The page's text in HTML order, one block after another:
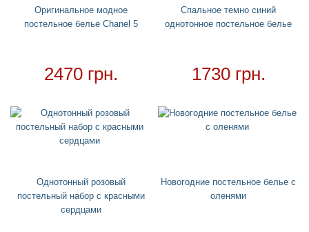
Дождевики
Зонтики
Детские дождевики
Чехол для кондиционера
Товар в наличии - доставка за 1-2 дня
Оригинальное модное
постельное белье Chanel 5
2470 грн.
Спальное темно синий
однотонное постельное белье
1730 грн.
Однотонный розовый
постельный набор с красными
сердцами
Новогодние постельное белье с
оленями